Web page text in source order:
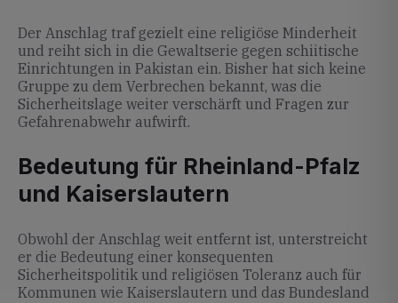
Der Anschlag traf gezielt eine religiöse Minderheit
und reiht sich in die Gewaltserie gegen schiitische
Einrichtungen in Pakistan ein. Bisher hat sich keine
Gruppe zu dem Verbrechen bekannt, was die
Sicherheitslage weiter verschärft und Fragen zur
Gefahrenabwehr aufwirft.
Bedeutung für Rheinland-Pfalz
und Kaiserslautern
Obwohl der Anschlag weit entfernt ist, unterstreicht
er die Bedeutung einer konsequenten
Sicherheitspolitik und religiösen Toleranz auch für
Kommunen wie Kaiserslautern und das Bundesland